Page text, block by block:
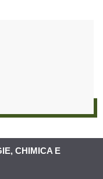
CHIMICA E